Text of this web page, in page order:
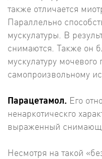
также отличается
Параллельно
мускулатуры. В
снимаются. Также он
мускулатуру мочевого
самопроизвольному
Парацетамол. Его
ненаркотическго
выраженный
Несмотря на такой